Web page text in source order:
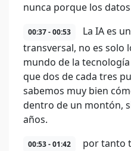
nunca porque los
00:37 - 00:53
La IA es
transversal, no es solo
mundo de la
que dos de cada tres
sabemos muy bien
dentro de un montón,
años.
00:53 - 01:42
por tanto